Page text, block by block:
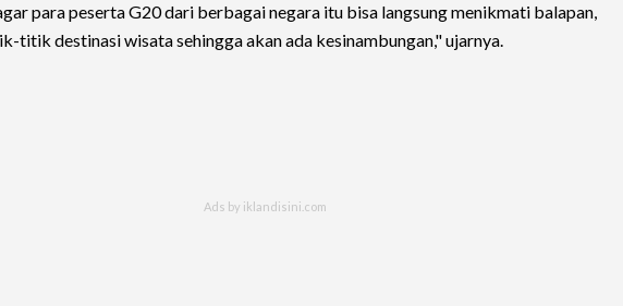
para peserta G20 dari berbagai negara itu bisa langsung menikmati balapan,
titik destinasi wisata sehingga akan ada kesinambungan," ujarnya.